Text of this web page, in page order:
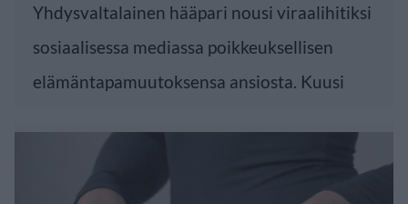
Yhdysvaltalainen hääpari nousi viraalihitiksi
sosiaalisessa mediassa poikkeuksellisen
elämäntapamuutoksensa ansiosta. Kuusi